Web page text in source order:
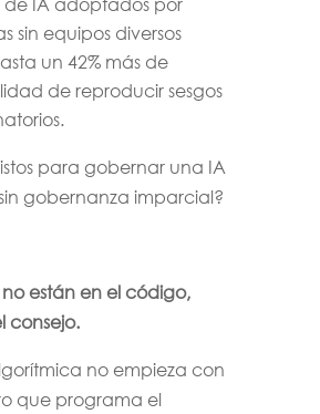
sin equipos diversos
un 42% más de
de reproducir sesgos
para gobernar una IA
gobernanza imparcial?
no están en el código,
consejo.
no empieza con
que programa el